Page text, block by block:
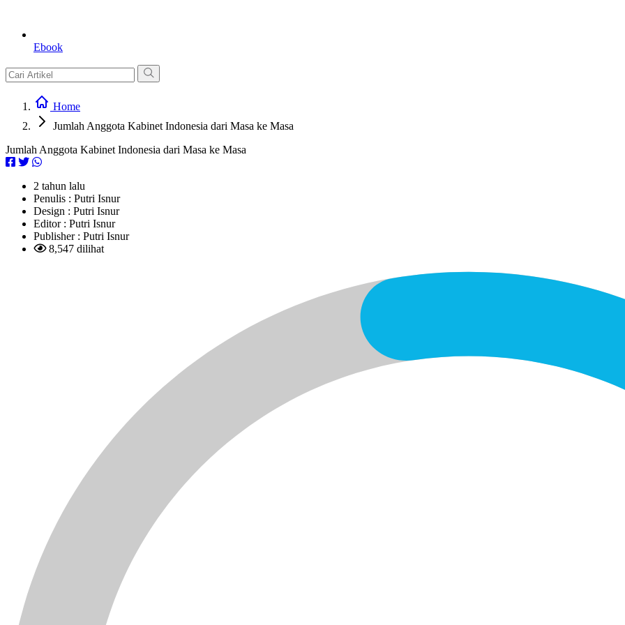
Ebook
Home
Jumlah Anggota Kabinet Indonesia dari Masa ke Masa
Jumlah Anggota Kabinet Indonesia dari Masa ke Masa
2 tahun lalu
Penulis : Putri Isnur
Design : Putri Isnur
Editor : Putri Isnur
Publisher : Putri Isnur
8,547 dilihat